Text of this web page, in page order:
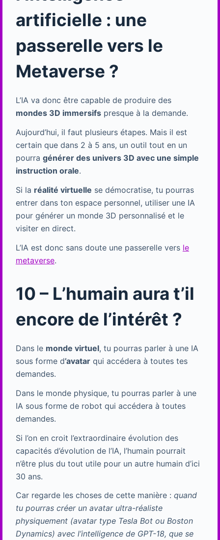
artificielle : une
passerelle vers le
Metaverse ?
L’IA va donc être capable de produire des
mondes 3D immersifspresque à la demande.
Aujourd’hui, il faut plusieurs étapes. Mais il est
certain que dans 2 à 5 ans, un outil tout en un
pourra générer des univers 3D avec une simple
instruction orale.
Si la réalité virtuelle se démocratise, tu pourras
entrer dans ton espace personnel, utiliser une IA
pour générer un monde 3D personnalisé et le
visiter en direct.
L’IA est donc sans doute une passerelle vers le
metaverse.
10 – L’humain aura t’il
encore de l’intérêt ?
Dans le monde virtuel, tu pourras parler à une IA
sous forme d’avatarqui accédera à toutes tes
demandes.
Dans le monde physique, tu pourras parler à une
IA sous forme de robot qui accédera à toutes
demandes.
Si l’on en croit l’extraordinaire évolution des
capacités d’évolution de l’IA, l’humain pourrait
n’être plus du tout utile pour un autre humain d’ici
30 ans.
Car regarde les choses de cette manière : quand
tu pourras créer un avatar ultra-réaliste
physiquement (avatar type Tesla Bot ou Boston
Dynamics) avec l’intelligence de GPT-18, que se